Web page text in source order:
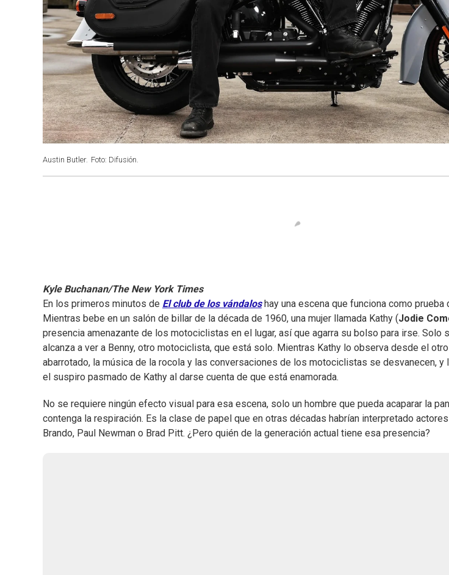
Austin Butler. Foto: Difusión.
Kyle Buchanan/The New York Times
En los primeros minutos de El club de los vándaloshay una escena que funciona como
Mientras bebe en un salón de billar de la década de 1960, una mujer llamada Kathy (Jodie
presencia amenazante de los motociclistas en el lugar, así que agarra su bolso para irse. Solo
alcanza a ver a Benny, otro motociclista, que está solo. Mientras Kathy lo observa desde el
abarrotado, la música de la rocola y las conversaciones de los motociclistas se desvanecen, y
el suspiro pasmado de Kathy al darse cuenta de que está enamorada.
No se requiere ningún efecto visual para esa escena, solo un hombre que pueda acaparar la
contenga la respiración. Es la clase de papel que en otras décadas habrían interpretado
Brando, Paul Newman o Brad Pitt. ¿Pero quién de la generación actual tiene esa presencia?